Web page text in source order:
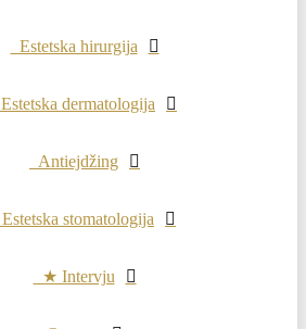
Estetska hirurgija
Estetska dermatologija
Antiejdžing
Estetska stomatologija
★ Intervju